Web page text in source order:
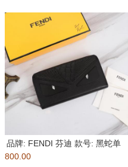
品牌: FENDI 芬迪 款号: 黑蛇单
拉 货
800.00